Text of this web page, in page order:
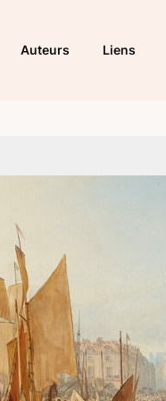
Auteurs Liens